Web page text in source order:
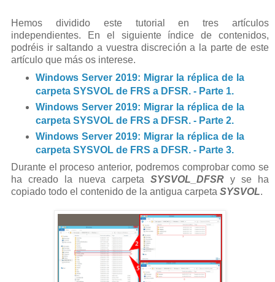
Hemos dividido este tutorial en tres artículos
independientes. En el siguiente índice de contenidos,
podréis ir saltando a vuestra discreción a la parte de este
artículo que más os interese.
Windows Server 2019: Migrar la réplica de la
carpeta SYSVOL de FRS a DFSR. - Parte 1.
Windows Server 2019: Migrar la réplica de la
carpeta SYSVOL de FRS a DFSR. - Parte 2.
Windows Server 2019: Migrar la réplica de la
carpeta SYSVOL de FRS a DFSR. - Parte 3.
Durante el proceso anterior, podremos comprobar como se
ha creado la nueva carpeta SYSVOL_DFSR y se ha
copiado todo el contenido de la antigua carpeta SYSVOL.